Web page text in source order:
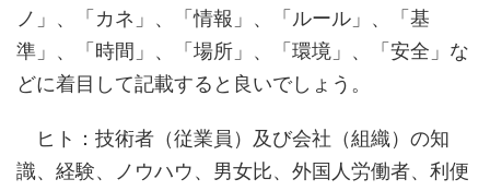
ノ」、「カネ」、「情報」、「ルール」、「基
準」、「時間」、「場所」、「環境」、「安全」な
どに着目して記載すると良いでしょう。
ヒト：技術者（従業員）及び会社（組織）の知
識、経験、ノウハウ、男女比、外国人労働者、利便